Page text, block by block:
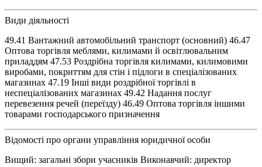
Види діяльності
49.41 Вантажний автомобільний транспорт (основний) 46.47
Оптова торгівля меблями, килимами й освітлювальним
приладдям 47.53 Роздрібна торгівля килимами, килимовими
виробами, покриттям для стін і підлоги в спеціалізованих
магазинах 47.19 Інші види роздрібної торгівлі в
неспеціалізованих магазинах 49.42 Надання послуг
перевезення речей (переїзду) 46.49 Оптова торгівля іншими
товарами господарського призначення
Відомості про органи управління юридичної особи
Вищий: загальні збори учасників Виконавчий: директор